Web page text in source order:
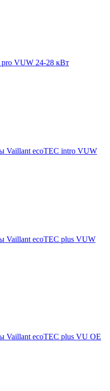
pro VUW 24-28 кВт
Vaillant ecoTEC intro VUW
Vaillant ecoTEC plus VUW
Vaillant ecoTEC plus VU OE